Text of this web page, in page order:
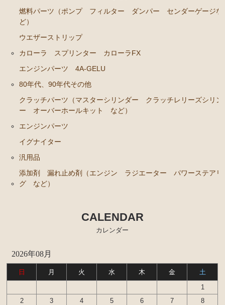
ト ホース など）
クラッチパーツ（マスターシリンダー クラッチレリ
ーズシリンダー オーバーホールキット など）
ステアリングパーツ（各種リペアキット ラックブー
燃料パーツ（ポンプ フィルター ダンパー センダ
ーゲージなど）
ウエザーストリップ
カローラ スプリンター カローラFX
エンジンパーツ 4A-GELU
クラッチパーツ（マスターシリンダー クラッチレリ
汎用品
添加剤 漏れ止め剤（エンジン ラジエーター パワー
燃料パーツ（ポンプ フィルター ダンパー センダーゲージな
ど）
ウエザーストリップ
カローラ スプリンター カローラFX
エンジンパーツ 4A-GELU
80年代、90年代その他
クラッチパーツ（マスターシリンダー クラッチレリーズシリン
ー オーバーホールキット など）
エンジンパーツ
イグナイター
汎用品
添加剤 漏れ止め剤（エンジン ラジエーター パワーステアリ
グ など）
CALENDAR
カレンダー
2026年08月
日 月 火 水 木 金
土
1
2
3 4 5 6 7
8